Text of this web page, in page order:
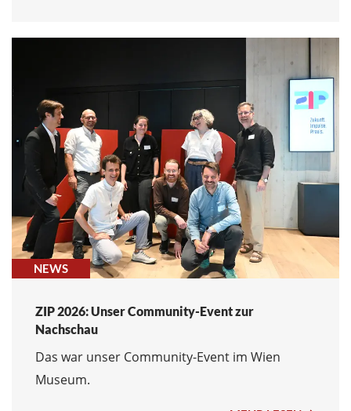
NEWS
ZIP 2026: Unser Community-Event zur
Nachschau
Das war unser Community-Event im Wien
Museum.